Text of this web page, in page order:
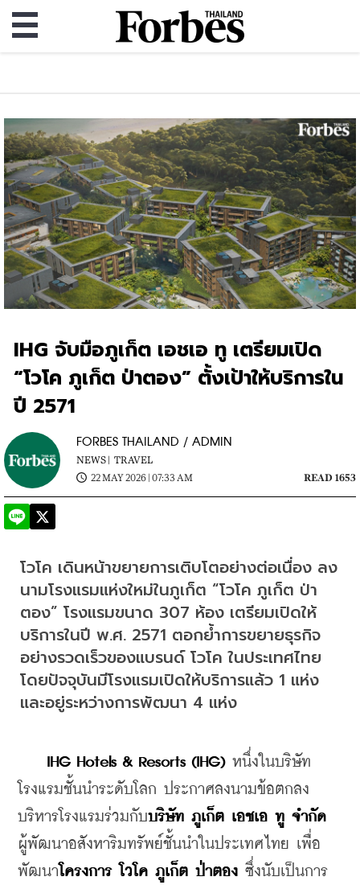
IHG จับมือภูเก็ต เอชเอ ทู เตรียมเปิด
“โวโค ภูเก็ต ป่าตอง” ตั้งเป้าให้บริการใน
ปี 2571
FORBES THAILAND / ADMIN
NEWS | TRAVEL
22 MAY 2026 | 07:33 AM
READ 1653
โวโค เดินหน้าขยายการเติบโตอย่างต่อเนื่อง ลง
นามโรงแรมแห่งใหม่ในภูเก็ต “โวโค ภูเก็ต ป่า
ตอง” โรงแรมขนาด 307 ห้อง เตรียมเปิดให้
บริการในปี พ.ศ. 2571 ตอกย้ำการขยายธุรกิจ
อย่างรวดเร็วของแบรนด์ โวโค ในประเทศไทย
โดยปัจจุบันมีโรงแรมเปิดให้บริการแล้ว 1 แห่ง
และอยู่ระหว่างการพัฒนา 4 แห่ง
IHG Hotels & Resorts (IHG) หนึ่งในบริษัท
โรงแรมชั้นนำระดับโลก ประกาศลงนามข้อตกลง
บริหารโรงแรมร่วมกับ
ผู้พัฒนาอสังหาริมทรัพย์ชั้นนำในประเทศไทย เพื่อ
พัฒนาโครงการ โวโค ภูเก็ต ป่าตอง ซึ่งนับเป็นการ